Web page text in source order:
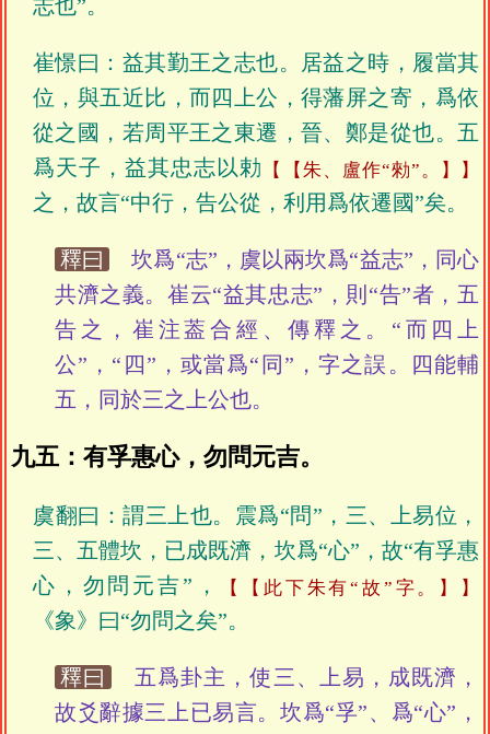
志也”。
崔憬曰：益其勤王之志也。居益之時，履當其
位，與五近比，而四上公，得藩屏之寄，爲依
從之國，若周平王之東遷，晉、鄭是從也。五
爲天子，益其忠志以勅
【朱、盧作“勑”。】
之，故言“中行，告公從，利用爲依遷國”矣。
釋曰
坎爲“志”，虞以兩坎爲“益志”，同心
共濟之義。崔云“益其忠志”，則“告”者，五
告之，崔注葢合經、傳釋之。“而四上
公”，“四”，或當爲“同”，字之誤。四能輔
五，同於三之上公也。
九五：有孚惠心，勿問元吉。
虞翻曰：謂三上也。震爲“問”，三、上易位，
三、五體坎，已成既濟，坎爲“心”，故“有孚惠
心，勿問元吉”，
【此下朱有“故”字。】
《象》曰“勿問之矣”。
釋曰
五爲卦主，使三、上易，成既濟，
故爻辭據三上已易言。坎爲“孚”、爲“心”，